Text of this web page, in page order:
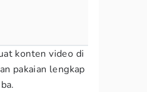
konten video di
pakaian lengkap